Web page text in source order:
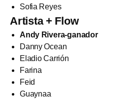
Sofia Reyes
Artista + Flow
Andy Rivera-ganador
Danny Ocean
Eladio Carrión
Farina
Feid
Guaynaa